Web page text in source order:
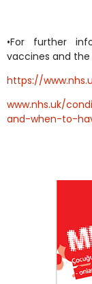
•For further
vaccines and
https://
www.nhs.uk/
and-when-to-